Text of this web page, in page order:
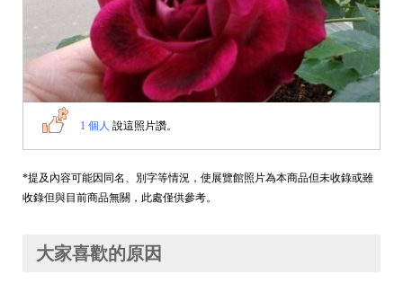
1 個人 說這照片讚。
*提及內容可能因同名、別字等情況，使展覽館照片為本商品但未收錄或雖
收錄但與目前商品無關，此處僅供參考。
大家喜歡的原因